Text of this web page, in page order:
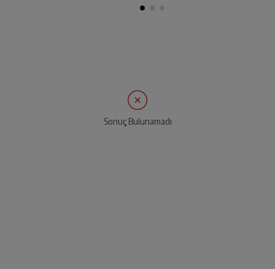
Sonuç Bulunamadı